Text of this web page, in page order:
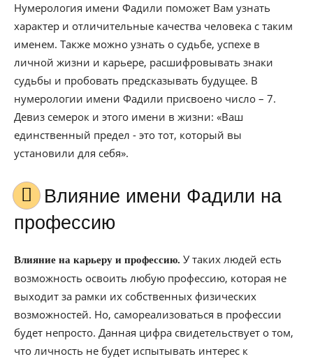
Нумерология имени Фадили поможет Вам узнать
характер и отличительные качества человека с таким
именем. Также можно узнать о судьбе, успехе в
личной жизни и карьере, расшифровывать знаки
судьбы и пробовать предсказывать будущее. В
нумерологии имени Фадили присвоено число – 7.
Девиз семерок и этого имени в жизни: «Ваш
единственный предел - это тот, который вы
установили для себя».
Влияние имени Фадили на
профессию
Влияние на карьеру и профессию. У таких людей есть
возможность освоить любую профессию, которая не
выходит за рамки их собственных физических
возможностей. Но, самореализоваться в профессии
будет непросто. Данная цифра свидетельствует о том,
что личность не будет испытывать интерес к